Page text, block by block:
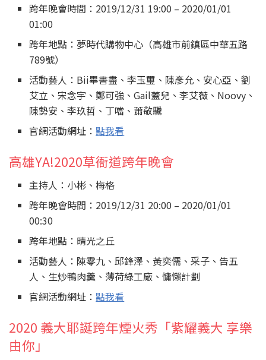
跨年晚會時間：2019/12/31 19:00 – 2020/01/01
01:00
跨年地點：夢時代購物中心（高雄市前鎮區中華五路
789號）
活動藝人：Bii畢書盡、李玉璽、陳彥允、安心亞、劉
艾立、宋念宇、鄭可強、Gail蓋兒、李艾薇、Noovy、
陳勢安、李玖哲、丁噹、蕭敬驣
官網活動網址：點我看
高雄YA!2020草衙道跨年晚會
主持人：小彬、梅格
跨年晚會時間：2019/12/31 20:00 – 2020/01/01
00:30
跨年地點：晴光之丘
活動藝人：陳零九、邱鋒澤、黃奕儒、采子、告五
人、生炒鴨肉羹、薄荷綠工廠、慵懶計劃
官網活動網址：點我看
2020 義大耶誕跨年煙火秀「紫耀義大 享樂
由你」